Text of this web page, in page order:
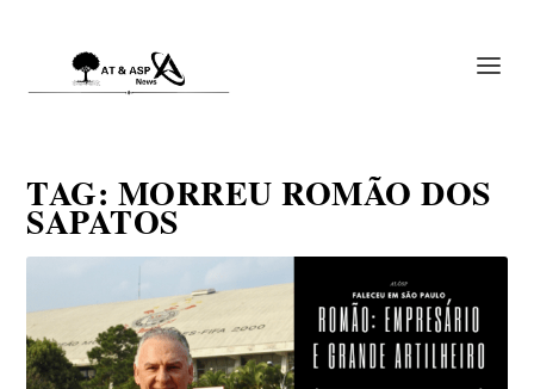
TAG: MORREU ROMÃO DOS
SAPATOS